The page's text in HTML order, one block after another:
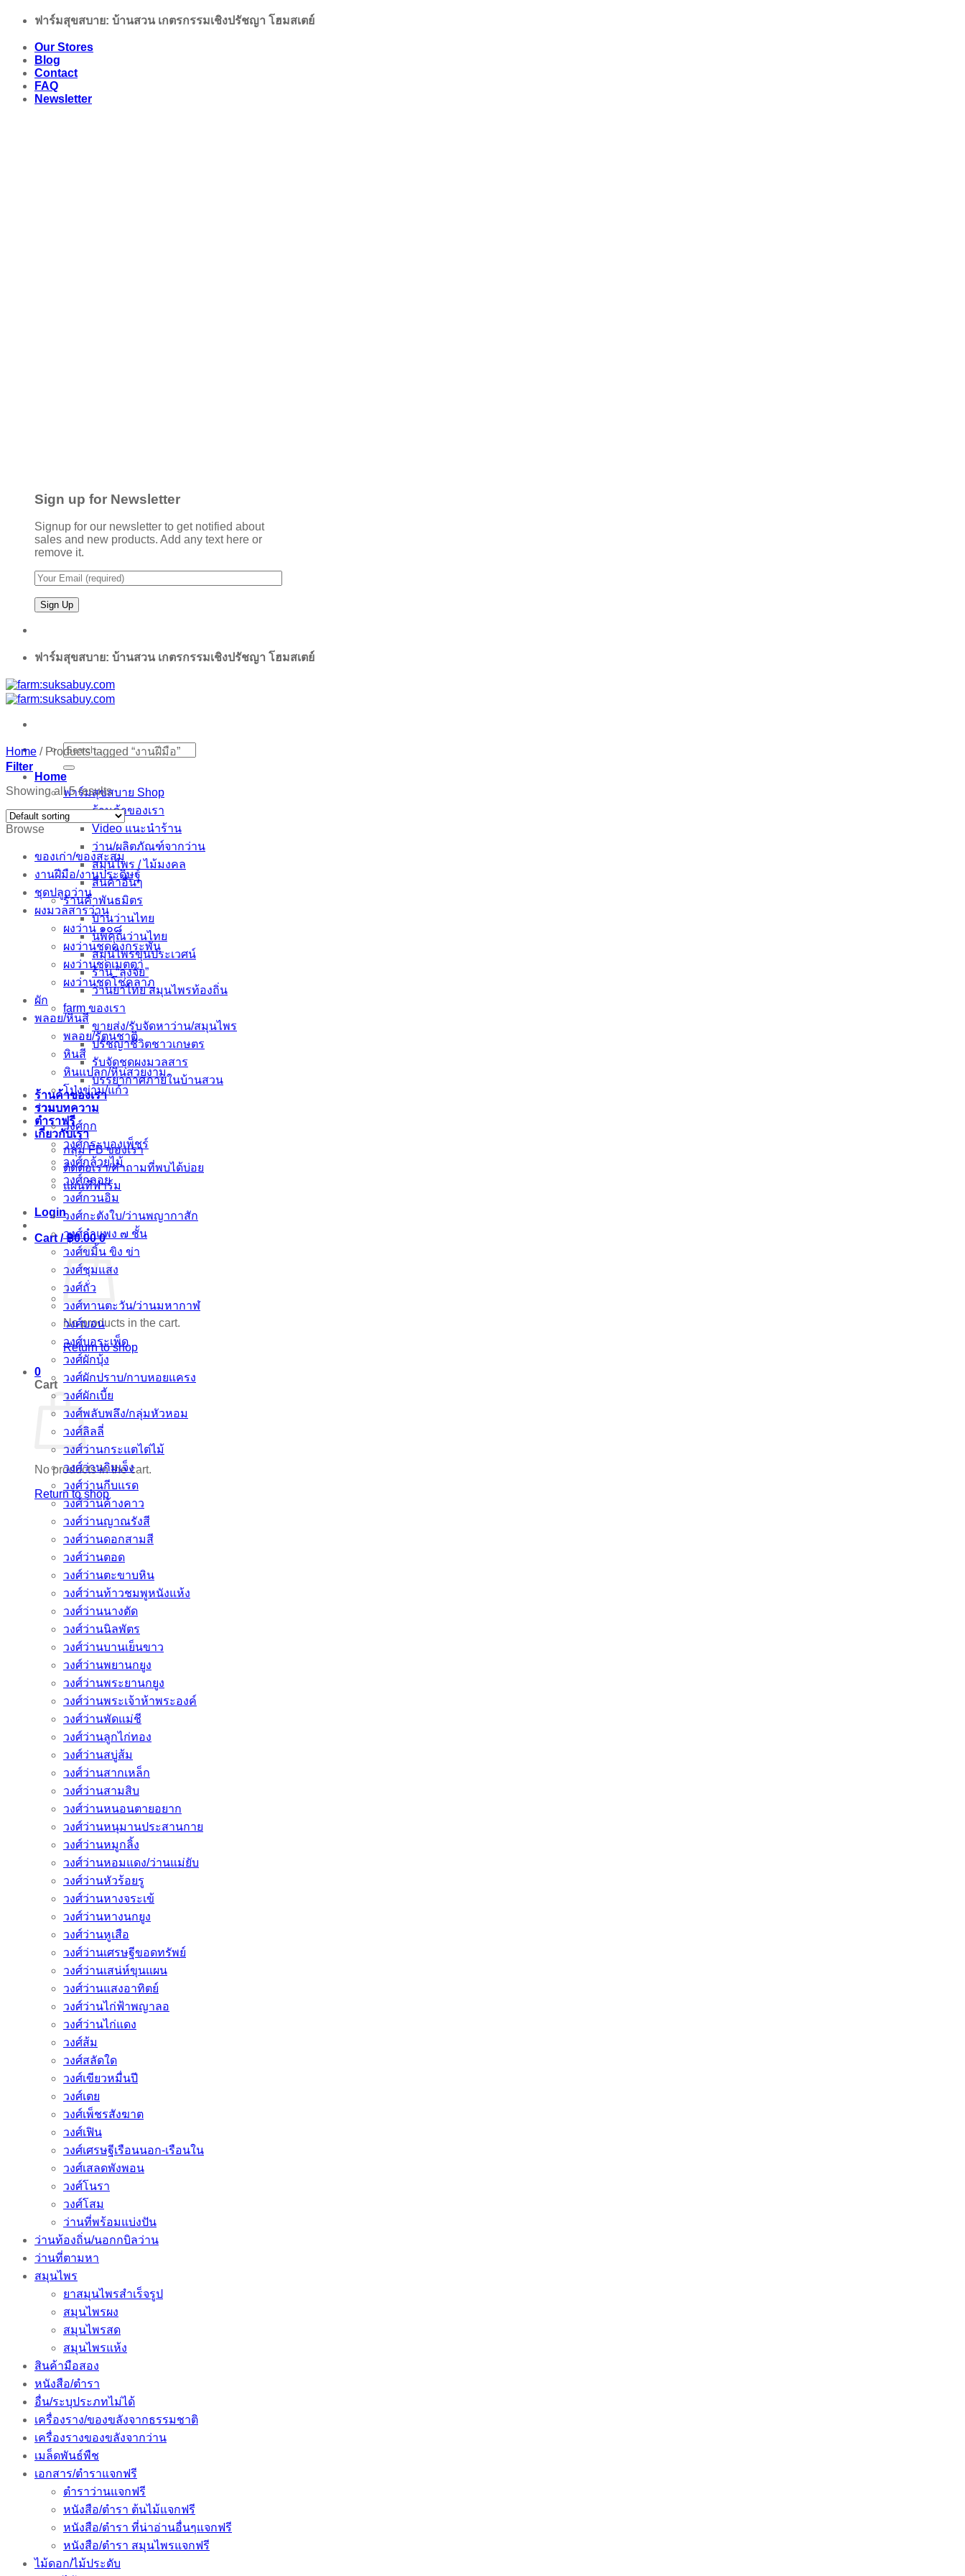
Skip
content
ฟาร์มสุขสบาย: บ้านสวน เกตรกรรมเชิงปรัชญา โฮมสเตย์
Our Stores
Blog
Contact
FAQ
Newsletter
Sign up for Newsletter
Signup for our newsletter to get notified about
sales and new products. Add any text here or
remove it.
ฟาร์มสุขสบาย: บ้านสวน เกตรกรรมเชิงปรัชญา โฮมสเตย์
Search
for:
Home
ฟาร์มสุขสบาย Shop
ร้านค้าของเรา
Video แนะนำร้าน
ว่าน/ผลิตภัณฑ์จากว่าน
สมุนไพร / ไม้มงคล
สินค้าอื่นๆ
ร้านค้าพันธมิตร
บ้านว่านไทย
นพคุณว่านไทย
สมุนไพรขุนประเวศน์
ร้าน “ลุงจัย”
ว่านยาไทย สมุนไพรท้องถิ่น
farm ของเรา
ขายส่ง/รับจัดหาว่าน/สมุนไพร
ปรัชญาชีวิตชาวเกษตร
รับจัดชุดผงมวลสาร
บรรยากาศภายในบ้านสวน
ร้านค้าของเรา
รวมบทความ
ตำราฟรี
เกี่ยวกับเรา
กลุ่ม FB ของเรา
ติดต่อเรา/คำถามที่พบได้บ่อย
แผนที่ฟาร์ม
Login
Cart /฿0.00 0
No products in the cart.
Return to shop
0
Cart
No products in the cart.
Return to shop
Home /Products tagged “งานฝีมือ”
Filter
Showing all 5 results
Browse
ของเก่า/ของสะสม
งานฝีมือ/งานประดิษฐ์
ชุดปลูกว่าน
ผงมวลสารว่าน
ผงว่าน ๑๐๘
ผงว่านชุดคงกระพัน
ผงว่านชุดเมตตา
ผงว่านชุดโชคลาภ
ผัก
พลอย/หินสี
พลอย/รัตนชาติ
หินสี
หินแปลก/หินสวยงาม
โป่งข่าม/แก้ว
ว่าน
วงศ์กก
วงศ์กระบองเพ็ชร์
วงศ์กล้วยไม้
วงศ์กลอย
วงศ์กวนอิม
วงศ์กะตังใบ/ว่านพญากาสัก
วงศ์กำแพง ๗ ชั้น
วงศ์ขมิ้น ขิง ข่า
วงศ์ชุมแสง
วงศ์ถั่ว
วงศ์ทานตะวัน/ว่านมหากาฬ
วงศ์บอน
วงศ์บอระเพ็ด
วงศ์ผักบุ้ง
วงศ์ผักปราบ/กาบหอยแครง
วงศ์ผักเบี้ย
วงศ์พลับพลึง/กลุ่มหัวหอม
วงศ์ลิลลี่
วงศ์ว่านกระแตไต่ไม้
วงศ์ว่านกิมเจ็ง
วงศ์ว่านกีบแรด
วงศ์ว่านค้างคาว
วงศ์ว่านญาณรังสี
วงศ์ว่านดอกสามสี
วงศ์ว่านตอด
วงศ์ว่านตะขาบหิน
วงศ์ว่านท้าวชมพูหนังแห้ง
วงศ์ว่านนางตัด
วงศ์ว่านนิลพัตร
วงศ์ว่านบานเย็นขาว
วงศ์ว่านพยานกยูง
วงศ์ว่านพระยานกยูง
วงศ์ว่านพระเจ้าห้าพระองค์
วงศ์ว่านพัดแม่ชี
วงศ์ว่านลูกไก่ทอง
วงศ์ว่านสบู่ส้ม
วงศ์ว่านสากเหล็ก
วงศ์ว่านสามสิบ
วงศ์ว่านหนอนตายอยาก
วงศ์ว่านหนุมานประสานกาย
วงศ์ว่านหมูกลิ้ง
วงศ์ว่านหอมแดง/ว่านแม่ยับ
วงศ์ว่านหัวร้อยรู
วงศ์ว่านหางจระเข้
วงศ์ว่านหางนกยูง
วงศ์ว่านหูเสือ
วงศ์ว่านเศรษฐีขอดทรัพย์
วงศ์ว่านเสน่ห์ขุนแผน
วงศ์ว่านแสงอาทิตย์
วงศ์ว่านไก่ฟ้าพญาลอ
วงศ์ว่านไก่แดง
วงศ์ส้ม
วงศ์สลัดใด
วงศ์เขียวหมื่นปี
วงศ์เตย
วงศ์เพ็ชรสังฆาต
วงศ์เฟิน
วงศ์เศรษฐีเรือนนอก-เรือนใน
วงศ์เสลดพังพอน
วงศ์โนรา
วงศ์โสม
ว่านที่พร้อมแบ่งปัน
ว่านท้องถิ่น/นอกกบิลว่าน
ว่านที่ตามหา
สมุนไพร
ยาสมุนไพรสำเร็จรูป
สมุนไพรผง
สมุนไพรสด
สมุนไพรแห้ง
สินค้ามือสอง
หนังสือ/ตำรา
อื่น/ระบุประภทไม่ได้
เครื่องราง/ของขลังจากธรรมชาติ
เครื่องรางของขลังจากว่าน
เมล็ดพันธ์พืช
เอกสาร/ตำราแจกฟรี
ตำราว่านแจกฟรี
หนังสือ/ตำรา ต้นไม้แจกฟรี
หนังสือ/ตำรา ที่น่าอ่านอื่นๆแจกฟรี
หนังสือ/ตำรา สมุนไพรแจกฟรี
ไม้ดอก/ไม้ประดับ